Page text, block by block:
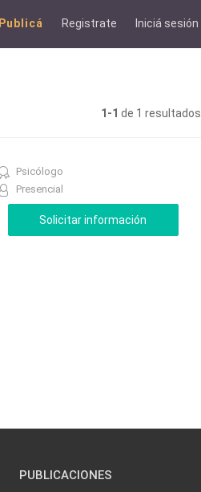
Publicá Registrate Iniciá sesión
1-1 de 1 resultados
Psicólogo
Presencial
PUBLICACIONES